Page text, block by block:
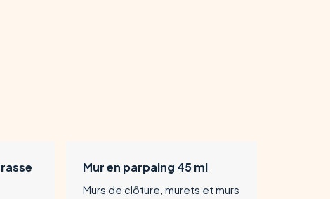
Mur en parpaing 45 ml
Murs de clôture, murets et murs